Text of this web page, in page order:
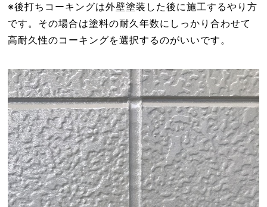
※後打ちコーキングは外壁塗装した後に施工するやり方
です。その場合は塗料の耐久年数にしっかり合わせて
高耐久性のコーキングを選択するのがいいです。